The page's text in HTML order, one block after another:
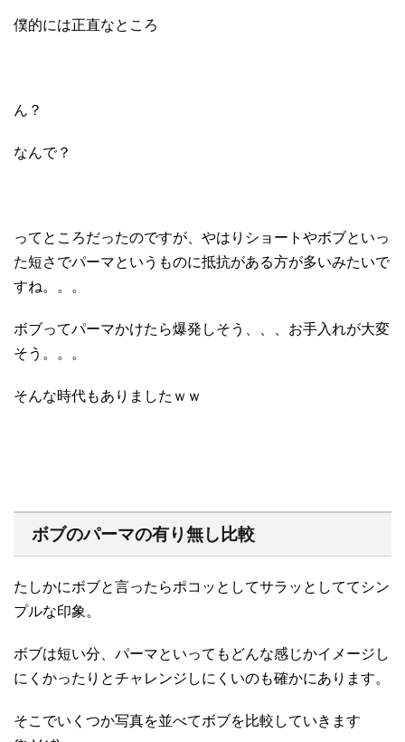
僕的には正直なところ
ん？
なんで？
ってところだったのですが、やはりショートやボブといっ
た短さでパーマというものに抵抗がある方が多いみたいで
すね。。。
ボブってパーマかけたら爆発しそう、、、お手入れが大変
そう。。。
そんな時代もありましたｗｗ
ボブのパーマの有り無し比較
たしかにボブと言ったらポコッとしてサラッとしててシン
プルな印象。
ボブは短い分、パーマといってもどんな感じかイメージし
にくかったりとチャレンジしにくいのも確かにあります。
そこでいくつか写真を並べてボブを比較していきます